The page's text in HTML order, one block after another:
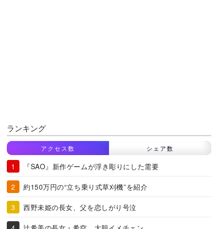
ランキング
アクセス数 シェア数
『SAO』新作ゲームが浮き彫りにした需要
約150万円の“立ち乗り式草刈機”を紹介
西野未姫の長女、父を恋しがり号泣